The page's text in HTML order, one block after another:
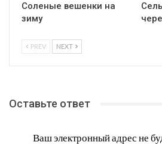
Соленые вешенки на
зиму
PREV NEXT
Оставьте ответ
Ваш электронный адрес не